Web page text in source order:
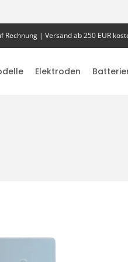
Rechnung | Versand ab 250 EUR
Elektroden